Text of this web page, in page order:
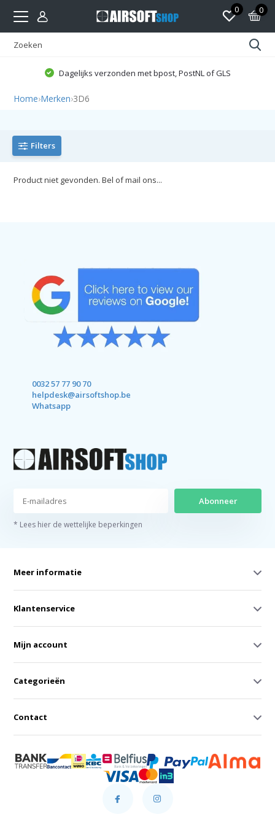
0 0
Dagelijks verzonden met bpost, PostNL of GLS
Home›Merken›3D6
Filters
Product niet gevonden. Bel of mail ons...
0032 57 77 90 70
helpdesk@airsoftshop.be
Whatsapp
Abonneer
* Lees hier de wettelijke beperkingen
Meer informatie
Klantenservice
Mijn account
Categorieën
Contact